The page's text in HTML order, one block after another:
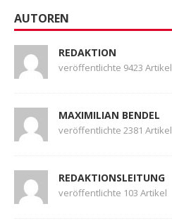
AUTOREN
REDAKTION
veröffentlichte 9423 Artikel
MAXIMILIAN BENDEL
veröffentlichte 2381 Artikel
REDAKTIONSLEITUNG
veröffentlichte 103 Artikel